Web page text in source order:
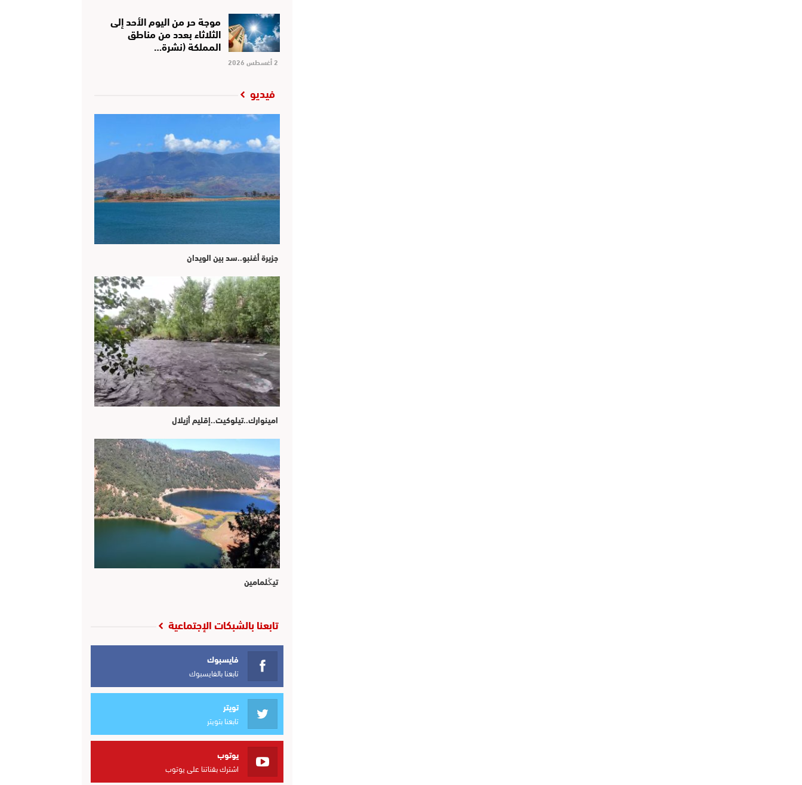
موجة حر من اليوم الأحد إلى
الثلاثاء بعدد من مناطق
المملكة (نشرة…
2 أغسطس 2026
فيديو
جزيرة أغنبو..سد بين الويدان
امينوارك..تيلوكيت..إقليم أزيلال
تيڭلمامين
تابعنا بالشبكات الإجتماعية
فايسبوك
تابعنا بالفايسبوك
تويتر
تابعنا بتويتر
يوتوب
اشترك بقناتنا على يوتوب